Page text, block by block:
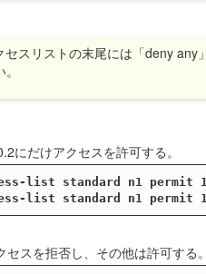
セスリストの末尾には「deny
にだけアクセスを許可する。
list standard n1 permit
list standard n1 permit
スを拒否し、その他は許可する